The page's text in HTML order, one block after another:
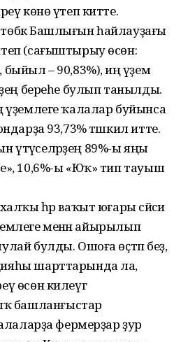
көнө үтеп китте.
Башлығын һайлауҙағы
(сағыштырыу өсөн:
– 90,83%), иң әүҙем
береһе булып танылды.
әүҙемлеге ҡалалар буйынса
93,73% тәшкил итте.
89%-ы яңы
10,6%-ы «Юҡ» тип тауыш
һәр ваҡыт юғары сәйәси
менән айырылып
булды. Ошоға өҫтәп беҙ,
шарттарында ла,
өсөн килеүгә
башланғыстар
фермерҙар ҙур